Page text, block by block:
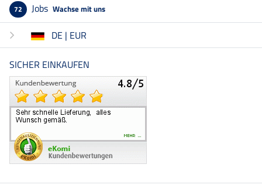
72 Jobs Wachse mit uns
DE | EUR
SICHER EINKAUFEN